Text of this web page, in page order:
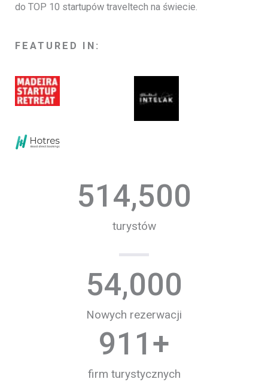
do TOP 10 startupów traveltech na świecie.
FEATURED IN:
turystów
514,500
Nowych rezerwacji
54,000
firm turystycznych
911+